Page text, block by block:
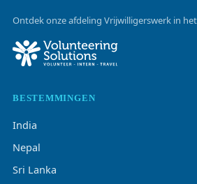
Ontdek onze afdeling Vrijwilligerswerk in
BESTEMMINGEN
India
Nepal
Sri Lanka